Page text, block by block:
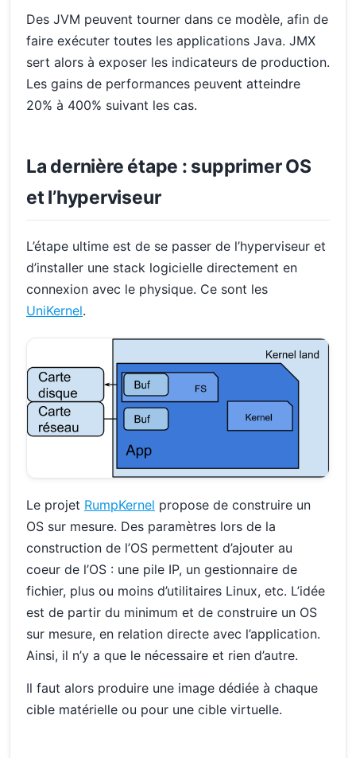
Des JVM peuvent tourner dans ce modèle, afin de
faire exécuter toutes les applications Java. JMX
sert alors à exposer les indicateurs de production.
Les gains de performances peuvent atteindre
20% à 400% suivant les cas.
La dernière étape : supprimer OS
et l’hyperviseur
L’étape ultime est de se passer de l’hyperviseur et
d’installer une stack logicielle directement en
connexion avec le physique. Ce sont les
UniKernel.
Le projet RumpKernel propose de construire un
OS sur mesure. Des paramètres lors de la
construction de l’OS permettent d’ajouter au
coeur de l’OS : une pile IP, un gestionnaire de
fichier, plus ou moins d’utilitaires Linux, etc. L’idée
est de partir du minimum et de construire un OS
sur mesure, en relation directe avec l’application.
Ainsi, il n’y a que le nécessaire et rien d’autre.
Il faut alors produire une image dédiée à chaque
cible matérielle ou pour une cible virtuelle.